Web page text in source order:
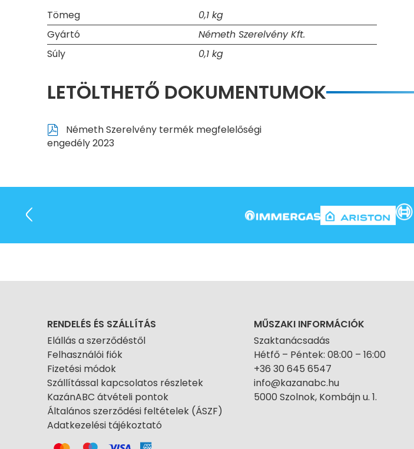
Tömeg
0,1 kg
Gyártó
Németh Szerelvény Kft.
Súly
0,1 kg
LETÖLTHETŐ DOKUMENTUMOK
Németh Szerelvény termék megfelelőségi
engedély 2023
RENDELÉS ÉS SZÁLLÍTÁS
Elállás a szerződéstől
Felhasználói fiók
Fizetési módok
Szállítással kapcsolatos részletek
KazánABC átvételi pontok
Általános szerződési feltételek (ÁSZF)
Adatkezelési tájékoztató
MŰSZAKI INFORMÁCIÓK
Szaktanácsadás
Hétfő – Péntek: 08:00 – 16:00
+36 30 645 6547
info@kazanabc.hu
5000 Szolnok, Kombájn u. 1.